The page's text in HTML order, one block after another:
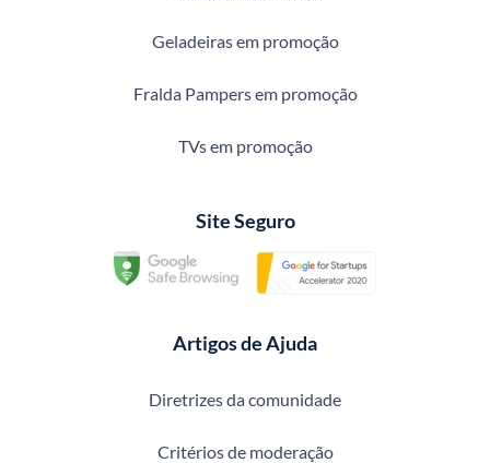
Geladeiras em promoção
Fralda Pampers em promoção
TVs em promoção
Site Seguro
Artigos de Ajuda
Diretrizes da comunidade
Critérios de moderação